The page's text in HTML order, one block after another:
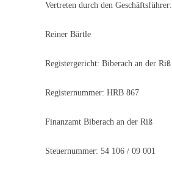
Vertreten durch den Geschäftsführer:
Reiner Bärtle
Registergericht: Biberach an der Riß
Registernummer: HRB 867
Finanzamt Biberach an der Riß
Steuernummer: 54 106 / 09 001